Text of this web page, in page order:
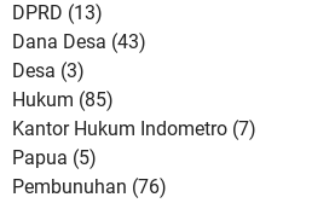
DPRD (13)
Dana Desa (43)
Desa (3)
Hukum (85)
Kantor Hukum Indometro (7)
Papua (5)
Pembunuhan (76)